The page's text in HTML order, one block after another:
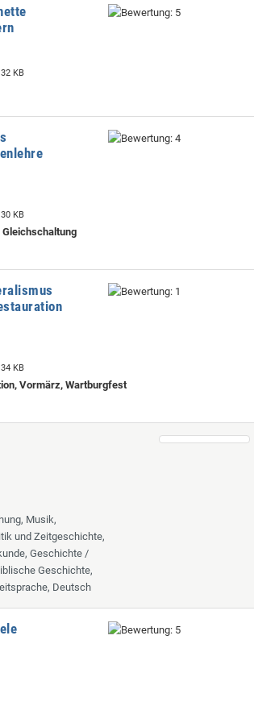
32 KB
30 KB
34 KB
Vormärz, Wartburgfest
Musik,
und Zeitgeschichte,
Geschichte /
Geschichte,
Deutsch